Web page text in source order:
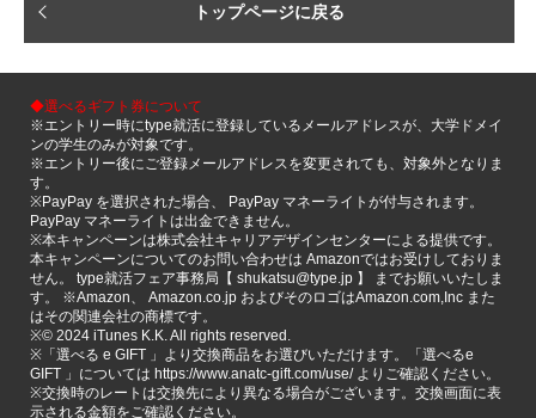
トップページに戻る
◆選べるギフト券について
※エントリー時にtype就活に登録しているメールアドレスが、大学ドメイ
ンの学生のみが対象です。
※エントリー後にご登録メールアドレスを変更されても、対象外となりま
す。
※PayPay を選択された場合、 PayPay マネーライトが付与されます。
PayPay マネーライトは出金できません。
※本キャンペーンは株式会社キャリアデザインセンターによる提供です。
本キャンペーンについてのお問い合わせは Amazonではお受けしておりま
せん。 type就活フェア事務局【 shukatsu@type.jp 】 までお願いいたしま
す。 ※Amazon、 Amazon.co.jp およびそのロゴはAmazon.com,Inc また
はその関連会社の商標です。
※©️ 2024 iTunes K.K. All rights reserved.
※「選べる e GIFT 」より交換商品をお選びいただけます。「選べるe
GIFT 」については https://www.anatc-gift.com/use/ よりご確認ください。
※交換時のレートは交換先により異なる場合がございます。交換画面に表
示される金額をご確認ください。